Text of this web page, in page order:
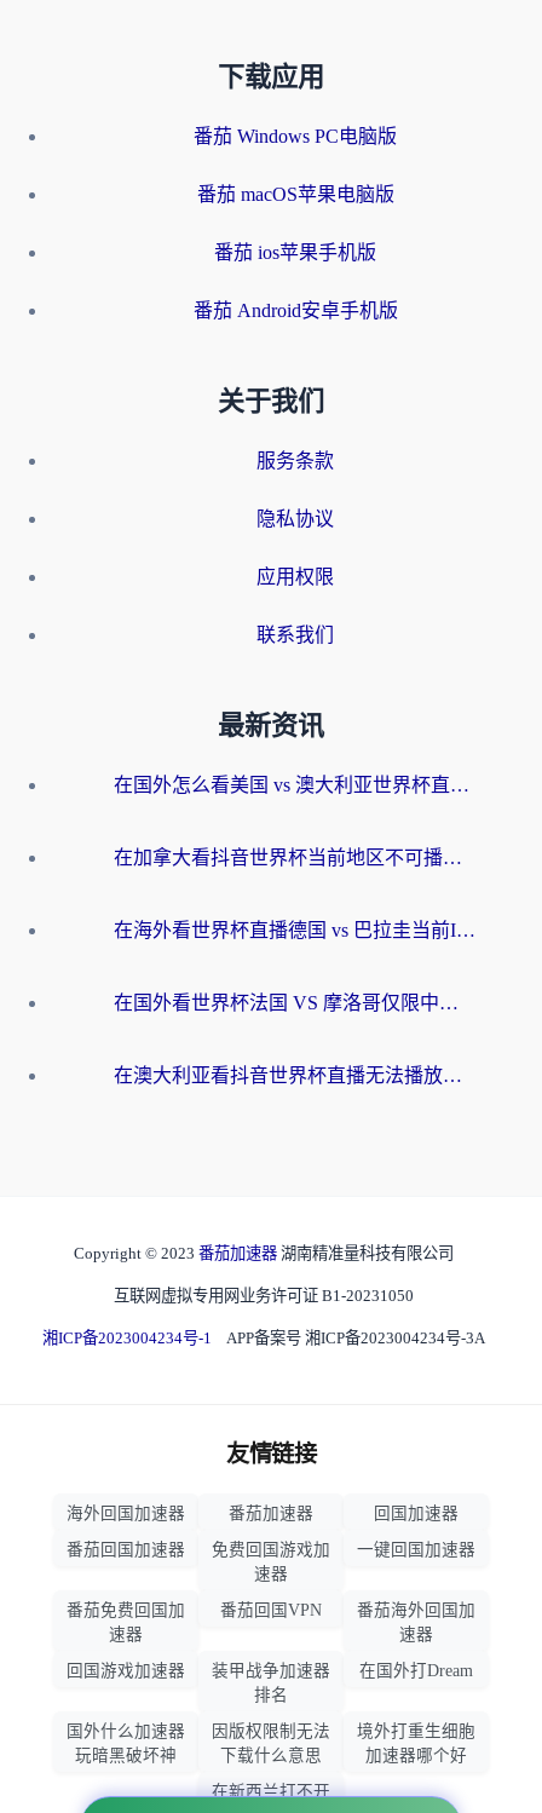
下载应用
番茄 Windows PC电脑版
番茄 macOS苹果电脑版
番茄 ios苹果手机版
番茄 Android安卓手机版
关于我们
服务条款
隐私协议
应用权限
联系我们
最新资讯
在国外怎么看美国 vs 澳大利亚世界杯直播？海外党必藏的中文解说观赛指南
在加拿大看抖音世界杯当前地区不可播放？海外党体育观赛终极指南
在海外看世界杯直播德国 vs 巴拉圭当前IP受限制？这篇指南帮你轻松解决地区限制
在国外看世界杯法国 VS 摩洛哥仅限中国大陆？别让地域限制拦下你的欢呼
在澳大利亚看抖音世界杯直播无法播放？海外党体育观赛终极指南来了！
Copyright © 2023 番茄加速器 湖南精准量科技有限公司
互联网虚拟专用网业务许可证 B1-20231050
湘ICP备2023004234号-1 APP备案号 湘ICP备2023004234号-3A
友情链接
海外回国加速器 番茄加速器
回国加速器
番茄回国加速器
免费回国游戏加
速器
一键回国加速器
番茄免费回国加
速器
番茄回国VPN
番茄海外回国加
速器
回国游戏加速器
装甲战争加速器
排名
在国外打Dream
国外什么加速器
玩暗黑破坏神
因版权限制无法
下载什么意思
境外打重生细胞
加速器哪个好
在新西兰打不开